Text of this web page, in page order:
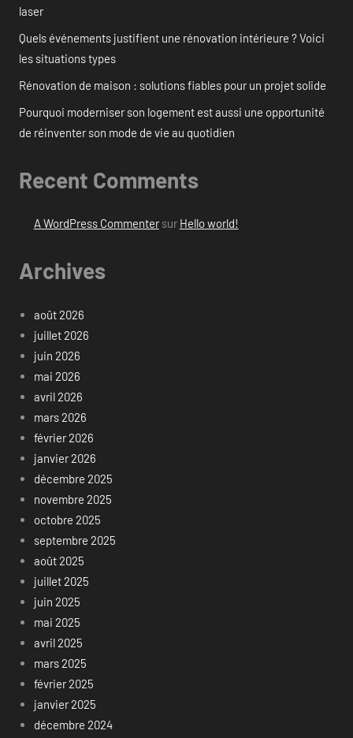
laser
Quels événements justifient une rénovation intérieure ? Voici
les situations types
Rénovation de maison : solutions fiables pour un projet solide
Pourquoi moderniser son logement est aussi une opportunité
de réinventer son mode de vie au quotidien
Recent Comments
A WordPress Commentersur Hello world!
Archives
août 2026
juillet 2026
juin 2026
mai 2026
avril 2026
mars 2026
février 2026
janvier 2026
décembre 2025
novembre 2025
octobre 2025
septembre 2025
août 2025
juillet 2025
juin 2025
mai 2025
avril 2025
mars 2025
février 2025
janvier 2025
décembre 2024